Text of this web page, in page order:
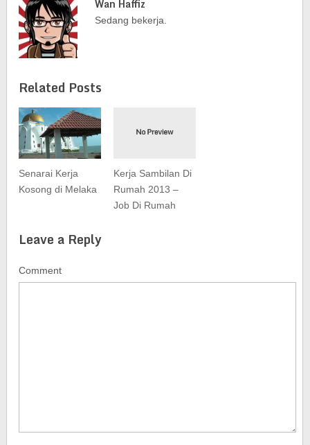
Wan Haffiz
Sedang bekerja.
Related Posts
Senarai Kerja
Kosong di Melaka
Kerja Sambilan Di
Rumah 2013 –
Job Di Rumah
Leave a Reply
Comment